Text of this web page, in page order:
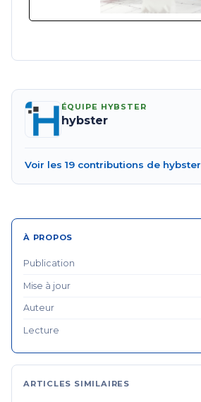
ÉQUIPE HYBSTER
hybster
Voir les 19 contributions de hybster
À PROPOS
Publication
Mise à jour
Auteur
Lecture
ARTICLES SIMILAIRES